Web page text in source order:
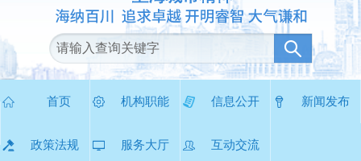
站
航
区
到
首页 机构职能 信息公开 新闻发布
政策法规 服务大厅 互动交流